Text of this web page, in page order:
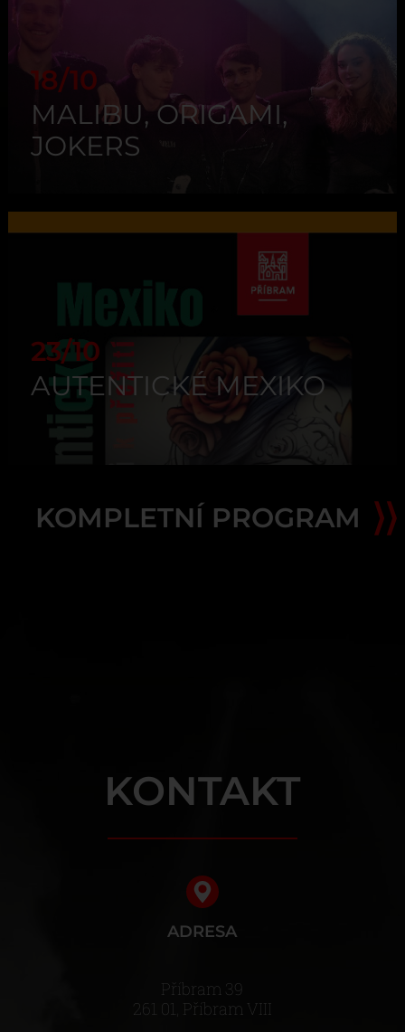
18/10
MALIBU, ORIGAMI,
JOKERS
23/10
AUTENTICKÉ MEXIKO
KOMPLETNÍ PROGRAM
KONTAKT
ADRESA
Příbram 39
261 01, Příbram VIII